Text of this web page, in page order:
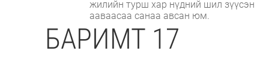
жилийн турш хар нүдний шил зүүсэн
ааваасаа санаа авсан юм.
БАРИМТ 17